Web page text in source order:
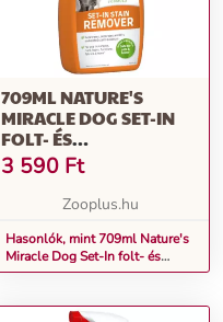
709ML NATURE'S
MIRACLE DOG SET-IN
FOLT- ÉS
SZAGELTÁVOLÍTÓ
3 590 Ft
Zooplus.hu
Hasonlók, mint 709ml Nature's
Miracle Dog Set-In folt- és
szageltávolító